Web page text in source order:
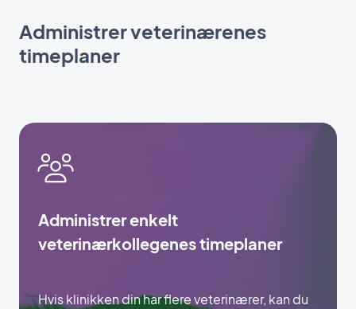
Administrer veterinærenes
timeplaner
Administrer enkelt
veterinærkollegenes timeplaner
Hvis klinikken din har flere veterinærer, kan du